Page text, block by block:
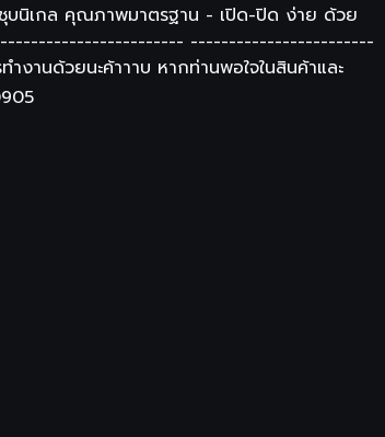
ชุบนิเกล คุณภาพมาตรฐาน - เปิด-ปิด ง่าย ด้วย
------------------------
งานด้วยนะค้าาาบ หากท่านพอใจในสินค้าและ